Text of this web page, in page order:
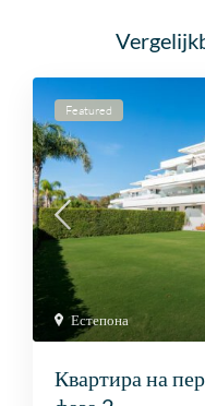
Естепона
Featured
Квартира на